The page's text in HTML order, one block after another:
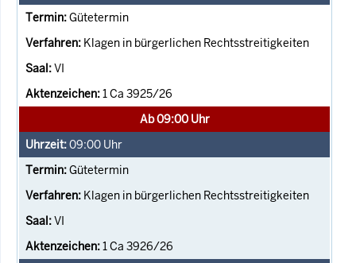
Gütetermin
Klagen in bürgerlichen Rechtsstreitigkeiten
VI
1 Ca 3925/26
Ab 09:00 Uhr
09:00 Uhr
Gütetermin
Klagen in bürgerlichen Rechtsstreitigkeiten
VI
1 Ca 3926/26